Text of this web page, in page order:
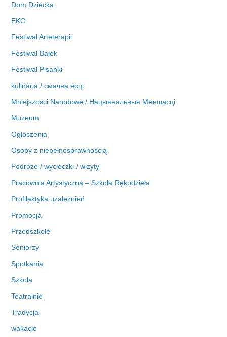
Dom Dziecka
EKO
Festiwal Arteterapii
Festiwal Bajek
Festiwal Pisanki
kulinaria / смачна есці
Mniejszości Narodowe / Нацыянальныя Меншасці
Muzeum
Ogłoszenia
Osoby z niepełnosprawnością
Podróże / wycieczki / wizyty
Pracownia Artystyczna – Szkoła Rękodzieła
Profilaktyka uzależnień
Promocja
Przedszkole
Seniorzy
Spotkania
Szkoła
Teatralnie
Tradycja
wakacje